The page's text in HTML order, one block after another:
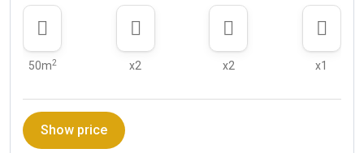
50m2 x2 x2 x1
Show price